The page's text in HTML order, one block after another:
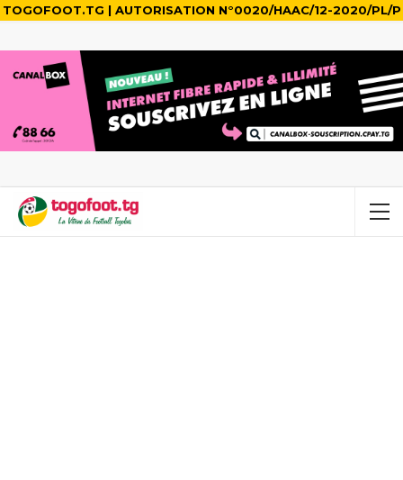
TOGOFOOT.TG | AUTORISATION N°0020/HAAC/12-2020/PL/P